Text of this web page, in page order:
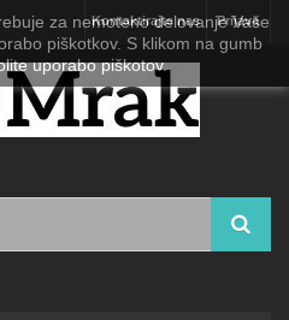
Prijava
Kontaktirajte nas
za nemoteno delovanje Vaše
piškotkov. S klikom na gumb
uporabo piškotov.